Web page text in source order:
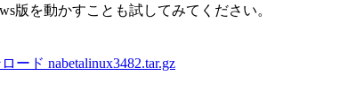
版を動かすことも試してみてください。
ード nabetalinux3482.tar.gz